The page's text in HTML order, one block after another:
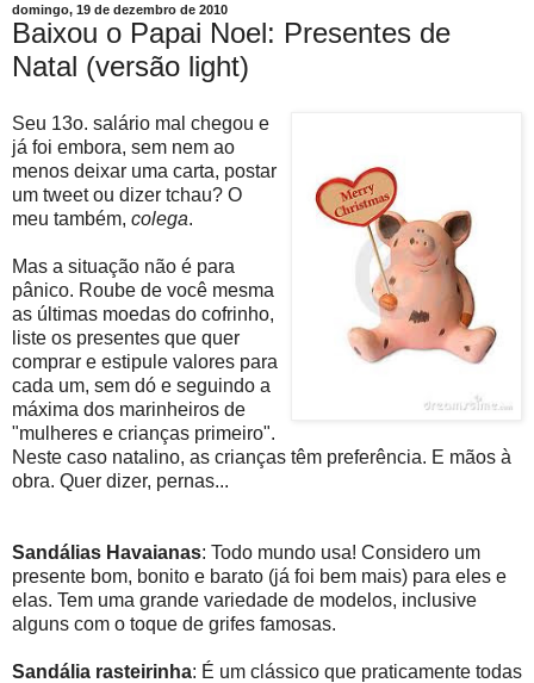
domingo, 19 de dezembro de 2010
Baixou o Papai Noel: Presentes de
Natal (versão light)
Seu 13o. salário mal chegou e
já foi embora, sem nem ao
menos deixar uma carta, postar
um tweet ou dizer tchau? O
meu também, colega.
Mas a situação não é para
pânico. Roube de você mesma
as últimas moedas do cofrinho,
liste os presentes que quer
comprar e estipule valores para
cada um, sem dó e seguindo a
máxima dos marinheiros de
"mulheres e crianças primeiro".
Neste caso natalino, as crianças têm preferência. E mãos à
obra. Quer dizer, pernas...
Sandálias Havaianas: Todo mundo usa! Considero um
presente bom, bonito e barato (já foi bem mais) para eles e
elas. Tem uma grande variedade de modelos, inclusive
alguns com o toque de grifes famosas.
Sandália rasteirinha: É um clássico que praticamente todas